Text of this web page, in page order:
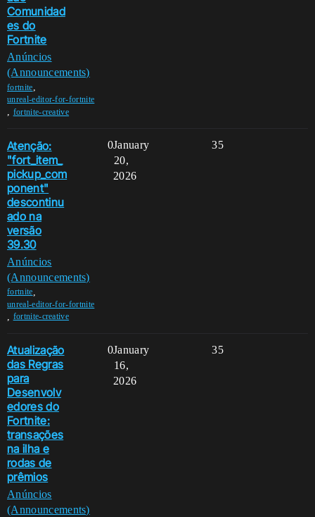
Comunidad
es do
Fortnite
Anúncios
(Announcements)
fortnite,
unreal-editor-for-fortnite
, fortnite-creative
Atenção:
"fort_item_
pickup_com
ponent"
descontinu
ado na
versão
39.30
Anúncios
(Announcements)
fortnite
unreal-editor-for-fortnite
fortnite-creative
0 35
January
20,
2026
Atualização
das Regras
para
Desenvolv
edores do
Fortnite:
transações
na ilha e
rodas de
prêmios
Anúncios
(Announcements)
0 35
January
16,
2026